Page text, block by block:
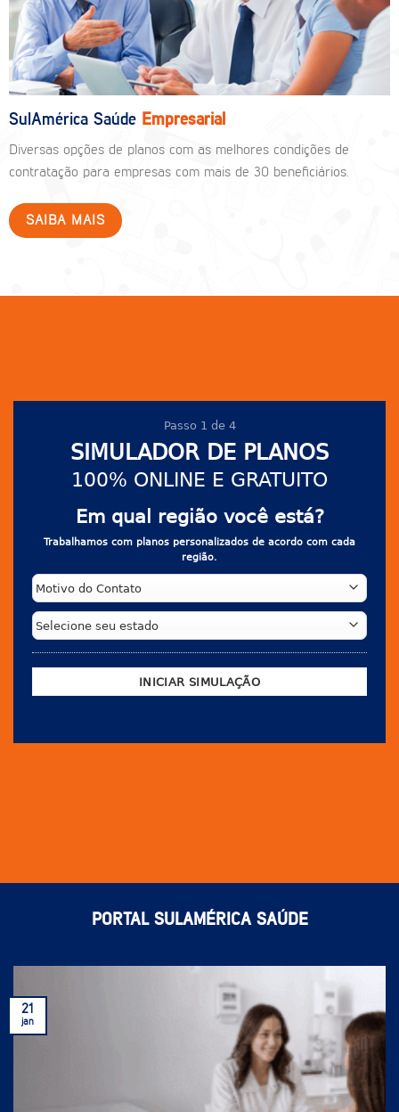
SulAmérica Saúde Empresarial
Diversas opções de planos com as melhores condições de
contratação para empresas com mais de 30 beneficiários.
SAIBA MAIS
PORTAL SULAMÉRICA SAÚDE
21
jan